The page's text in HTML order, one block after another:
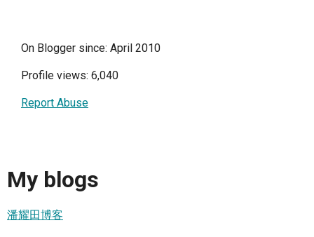
On Blogger since: April 2010
Profile views: 6,040
Report Abuse
My blogs
潘耀田博客